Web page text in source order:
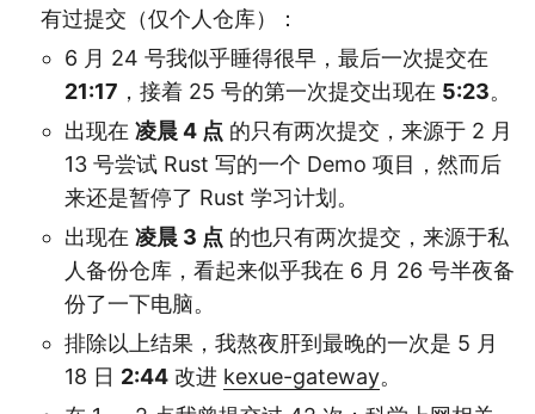
有过提交（仅个人仓库）：
6 月 24 号我似乎睡得很早，最后一次提交在
21:17 ，接着 25 号的第一次提交出现在 5:23。
出现在 凌晨 4 点 的只有两次提交，来源于 2 月
13 号尝试 Rust 写的一个 Demo 项目，然而后
来还是暂停了 Rust 学习计划。
出现在 凌晨 3 点 的也只有两次提交，来源于私
人备份仓库，看起来似乎我在 6 月 26 号半夜备
份了一下电脑。
排除以上结果，我熬夜肝到最晚的一次是 5 月
18 日 2:44 改进 kexue-gateway。